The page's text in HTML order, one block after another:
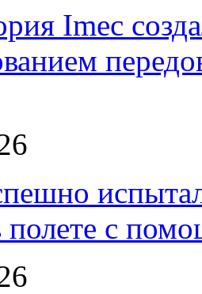
Imec
полете с